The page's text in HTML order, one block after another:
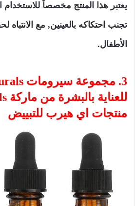
يعتبر هذا المنتج مخصصاً
تجنب احتكاكه بالعينين, مع الانتباه
الأطفال.
منتجات اي هيرب للتبييض